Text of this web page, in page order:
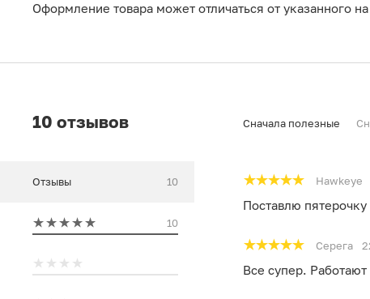
Оформление товара может отличаться от указанного
10 отзывов Сначала полезные
Отзывы 10
10
Hawkeye
Поставлю
Серега
Все супер. Работают